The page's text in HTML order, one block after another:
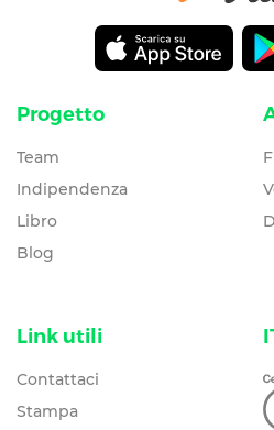
Progetto
Team
Indipendenza
Libro
Blog
Link utili
Contattaci
Stampa